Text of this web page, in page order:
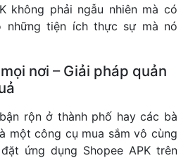
không phải ngẫu nhiên mà có
những tiện ích thực sự mà nó
nơi – Giải pháp quản
rộn ở thành phố hay các bà
một công cụ mua sắm vô cùng
ứng dụng Shopee APK trên